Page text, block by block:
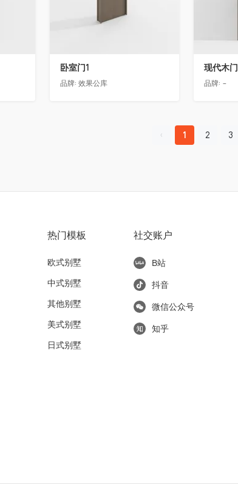
卧室门1
品牌: 效果公库
现代木门
品牌: -
1 2 3
热门模板
欧式别墅
中式别墅
其他别墅
美式别墅
日式别墅
社交账户
B站
抖音
微信公众号
知乎